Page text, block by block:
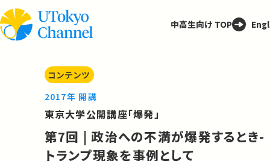
中高生向け TOP
コンテンツ
2017年 開講
東京大学公開講座「爆発」
第7回 | 政治への不満が爆発するとき-
トランプ現象を事例として